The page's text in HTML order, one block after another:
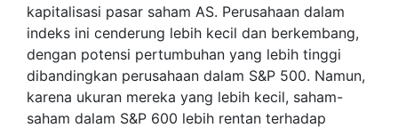
kapitalisasi pasar saham AS. Perusahaan dalam
indeks ini cenderung lebih kecil dan berkembang,
dengan potensi pertumbuhan yang lebih tinggi
dibandingkan perusahaan dalam S&P 500. Namun,
karena ukuran mereka yang lebih kecil, saham-
saham dalam S&P 600 lebih rentan terhadap